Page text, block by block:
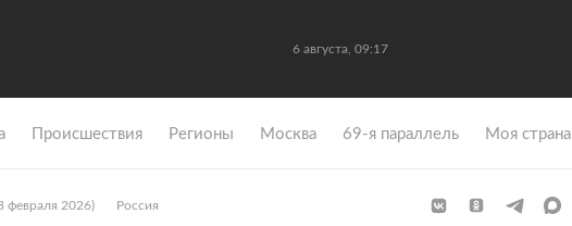
6 августа, 09:17
Происшествия Регионы Москва 69-я параллель Моя страна
февраля 2026) Россия